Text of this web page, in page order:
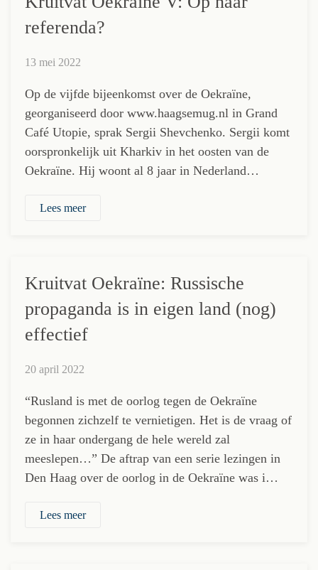
referenda?
13 mei 2022
Op de vijfde bijeenkomst over de Oekraïne,
georganiseerd door www.haagsemug.nl in Grand
Café Utopie, sprak Sergii Shevchenko. Sergii komt
oorspronkelijk uit Kharkiv in het oosten van de
Oekraïne. Hij woont al 8 jaar in Nederland…
Lees meer
Kruitvat Oekraïne: Russische
propaganda is in eigen land (nog)
effectief
20 april 2022
“Rusland is met de oorlog tegen de Oekraïne
begonnen zichzelf te vernietigen. Het is de vraag of
ze in haar ondergang de hele wereld zal
meeslepen…” De aftrap van een serie lezingen in
Den Haag over de oorlog in de Oekraïne was i…
Lees meer